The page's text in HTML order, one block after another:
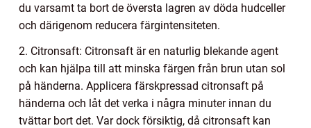
du varsamt ta bort de översta lagren av döda hudceller
och därigenom reducera färgintensiteten.
2. Citronsaft: Citronsaft är en naturlig blekande agent
och kan hjälpa till att minska färgen från brun utan sol
på händerna. Applicera färskpressad citronsaft på
händerna och låt det verka i några minuter innan du
tvättar bort det. Var dock försiktig, då citronsaft kan